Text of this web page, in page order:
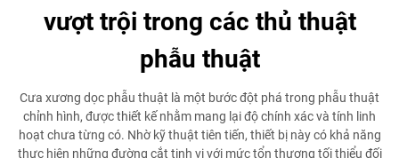
vượt trội trong các thủ thuật
phẫu thuật
Cưa xương dọc phẫu thuật là một bước đột phá trong phẫu thuật
chỉnh hình, được thiết kế nhằm mang lại độ chính xác và tính linh
hoạt chưa từng có. Nhờ kỹ thuật tiên tiến, thiết bị này có khả năng
thực hiện những đường cắt tinh vi với mức tổn thương tối thiểu đối